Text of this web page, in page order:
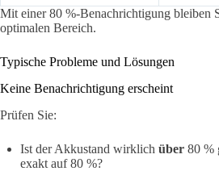
Mit einer 80 %-Benachrichtigung bleiben
optimalen Bereich.
Typische Probleme und Lösungen
Keine Benachrichtigung erscheint
Prüfen Sie:
Ist der Akkustand wirklich über 80 %
exakt auf 80 %?